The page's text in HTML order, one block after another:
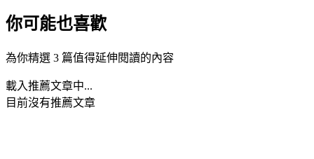
你可能也喜歡
為你精選 3 篇值得延伸閱讀的內容
載入推薦文章中...
目前沒有推薦文章